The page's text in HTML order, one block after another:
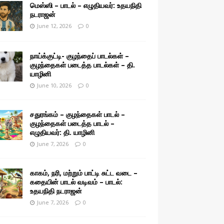
மெஸ்ஸி – பாடல் – எழுதியவர்: உதயநிதி
நடராஜன்
June 12, 2026 0
நாய்க்குட்டி- குழந்தைப் பாடல்கள் –
குழந்தைகள் படைத்த பாடல்கள் – தி.
யாழினி
June 10, 2026 0
சதுரங்கம் – குழந்தைகள் பாடல் –
குழந்தைகள் படைத்த பாடல் –
எழுதியவர்: தி. யாழினி
June 7, 2026 0
காகம், நரி, மற்றும் பாட்டி சுட்ட வடை –
கதையின் பாடல் வடிவம் – பாடல்:
உதயநிதி நடராஜன்
June 7, 2026 0